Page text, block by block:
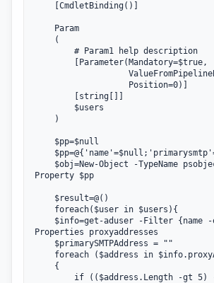
[CmdletBinding()]
Param
(
# Param1 help description
[Parameter(Mandatory=$true,
Position=0)]
[string[]]
$users
)
$pp=$null
$obj=New-Object -TypeName
Property $pp
$result=@()
foreach($user in $users){
$info=get-aduser -Filter {name -
Properties proxyaddresses
$primarySMTPAddress = ""
foreach ($address in
{
if (($address.Length -gt 5)